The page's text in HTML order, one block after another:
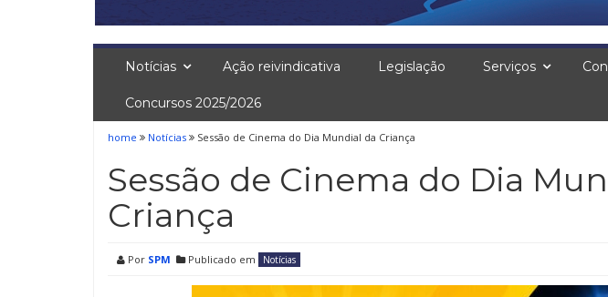
Notícias Ação reivindicativa Legislação Serviços
Concursos 2025/2026
home Notícias Sessão de Cinema do Dia Mundial da Criança
Sessão de Cinema do Dia
Criança
Por SPM Publicado em Notícias